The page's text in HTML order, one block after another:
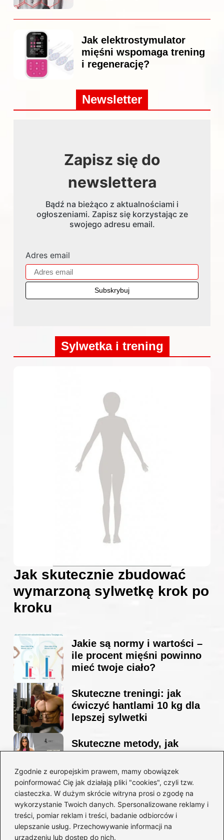
Zgodnie z europejskim prawem, mamy obowiązek
poinformować Cię jak działają pliki "cookies", czyli tzw.
ciasteczka. W dużym skrócie witryna prosi o zgodę na
wykorzystanie Twoich danych. Spersonalizowane reklamy i
treści, pomiar reklam i treści, badanie odbiorców i
ulepszanie usług. Przechowywanie informacji na
urządzeniu lub dostęp do nich.
Jak elektrostymulator
mięśni wspomaga trening
i regenerację?
Newsletter
Zapisz się do
newslettera
Bądź na bieżąco z aktualnościami i
ogłoszeniami. Zapisz się korzystając ze
swojego adresu email.
Adres email
Sylwetka i trening
Jak skutecznie zbudować
wymarzoną sylwetkę krok po
kroku
Jakie są normy i wartości –
ile procent mięśni powinno
mieć twoje ciało?
Skuteczne treningi: jak
ćwiczyć hantlami 10 kg dla
lepszej sylwetki
Skuteczne metody, jak
sylwetkę w zaledwie 90 dni
Idealny garnitur: jak dobrać
go do swojej sylwetki?